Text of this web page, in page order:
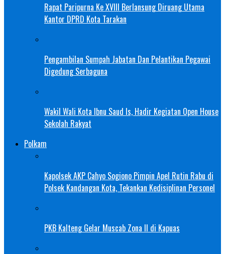
Rapat Paripurna Ke XVIII Berlansung Diruang Utama
Kantor DPRD Kota Tarakan
Pengambilan Sumpah Jabatan Dan Pelantikan Pegawai
Digedung Serbaguna
Wakil Wali Kota Ibnu Saud Is, Hadir Kegiatan Open House
Sekolah Rakyat
Polkam
Kapolsek AKP Cahyo Sogiono Pimpin Apel Rutin Rabu di
Polsek Kandangan Kota, Tekankan Kedisiplinan Personel
PKB Kalteng Gelar Muscab Zona II di Kapuas